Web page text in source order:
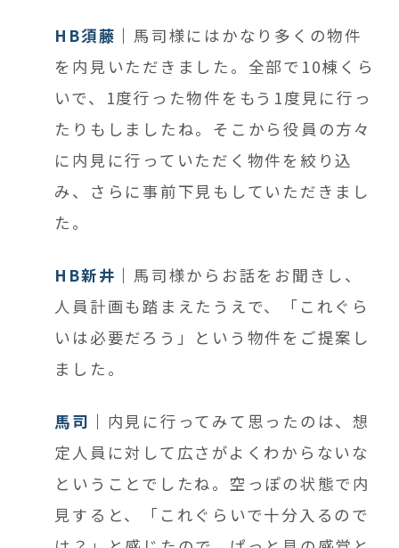
HB須藤
馬司様にはかなり多くの物件
を内見いただきました。全部で10棟くら
いで、1度行った物件をもう1度見に行っ
たりもしましたね。そこから役員の方々
に内見に行っていただく物件を絞り込
み、さらに事前下見もしていただきまし
た。
HB新井
馬司様からお話をお聞きし、
人員計画も踏まえたうえで、「これぐら
いは必要だろう」という物件をご提案し
ました。
馬司 内見に行ってみて思ったのは、想
定人員に対して 広さがよくわからないな
ということでしたね。空っぽの状態で内
見すると、「これぐらいで十分入るので